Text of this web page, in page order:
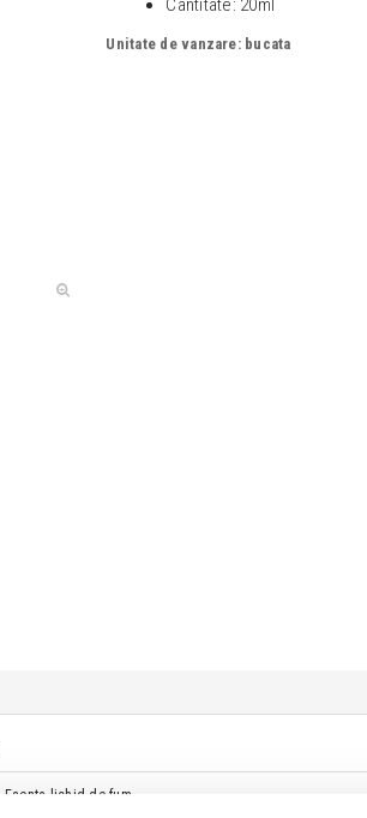
Cantitate: 20ml
Unitate de vanzare: bucata
Esenta lichid de fum